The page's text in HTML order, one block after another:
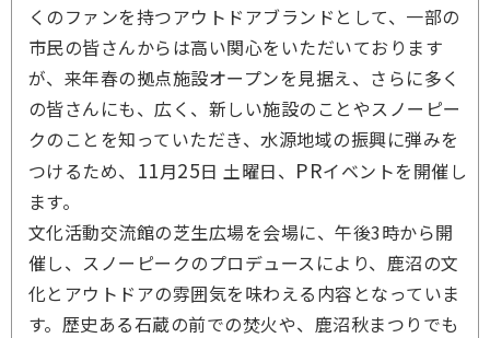
くのファンを持つアウトドアブランドとして、一部の
市民の皆さんからは高い関心をいただいております
が、来年春の拠点施設オープンを見据え、さらに多く
の皆さんにも、広く、新しい施設のことやスノーピー
クのことを知っていただき、水源地域の振興に弾みを
つけるため、 11月25日 土曜日、 PRイベントを開催し
ます。
文化活動交流館の芝生広場を会場に、午後3時から開
催し、スノーピークのプロデュースにより、鹿沼の文
化とアウトドアの雰囲気を味わえる内容となっていま
す。歴史ある石蔵の前での焚火や、鹿沼秋まつりでも